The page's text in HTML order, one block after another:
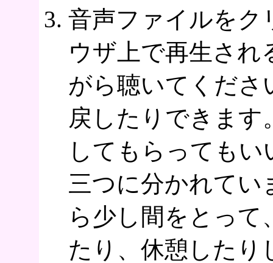
音声ファイルをク
ウザ上で再生され
がら聴いてくださ
戻したりできます
してもらっても
三つに分かれてい
ら少し間をとって
たり、休憩したり